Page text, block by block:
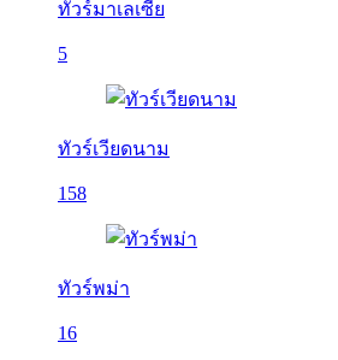
ทัวร์มาเลเซีย
5
ทัวร์เวียดนาม
158
ทัวร์พม่า
16